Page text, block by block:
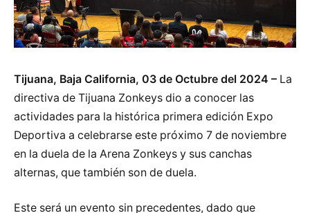
Tijuana, Baja California, 03 de Octubre del 2024 – La
directiva de Tijuana Zonkeys dio a conocer las
actividades para la histórica primera edición Expo
Deportiva a celebrarse este próximo 7 de noviembre
en la duela de la Arena Zonkeys y sus canchas
alternas, que también son de duela.
Este será un evento sin precedentes, dado que